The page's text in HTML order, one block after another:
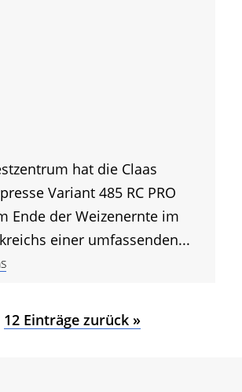
hat die Claas
Variant 485 RC PRO
Ende der Weizenernte im
einer umfassenden...
12 Einträge zurück »